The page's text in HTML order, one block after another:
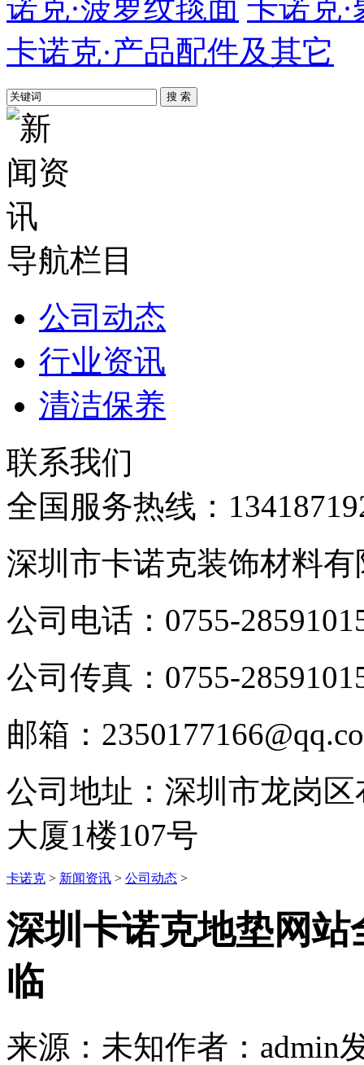
诺克·菠萝纹毯面 卡诺克
卡诺克·产品配件及其它
导航栏目
公司动态
行业资讯
清洁保养
联系我们
全国服务热线：
深圳市卡诺克装饰材料有
公司电话：0755-
公司传真：0755-
邮箱：
公司地址：深圳市龙岗
大厦1楼107号
卡诺克 > 新闻资讯 > 公司动态 >
深圳卡诺克地垫网
临
来源：未知作者：admin